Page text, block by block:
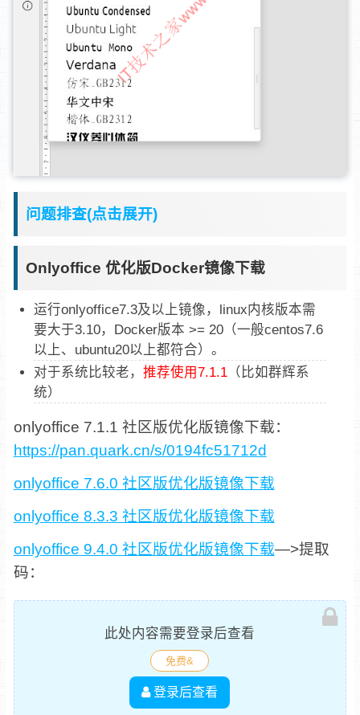
问题排查(点击展开)
Onlyoffice 优化版Docker镜像下载
运行onlyoffice7.3及以上镜像，linux内核版本需
要大于3.10，Docker版本 >= 20（一般centos7.6
以上、ubuntu20以上都符合）。
对于系统比较老， 推荐使用7.1.1
（比如群辉系
统）
onlyoffice 7.1.1 社区版优化版镜像下载：
https://pan.quark.cn/s/0194fc51712d
onlyoffice 7.6.0 社区版优化版镜像下载
onlyoffice 8.3.3 社区版优化版镜像下载
onlyoffice 9.4.0 社区版优化版镜像下载—>提取
码：
此处内容需要登录后查看
免费&
登录后查看